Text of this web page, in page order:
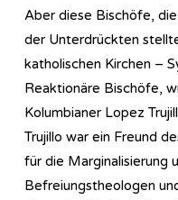
Aber diese Bischöfe,
der Unterdrückten
katholischen Kirchen –
Reaktionäre Bischöfe,
Kolumbianer Lopez
Trujillo war ein Freund
für die Marginalisierung
Befreiungstheologen